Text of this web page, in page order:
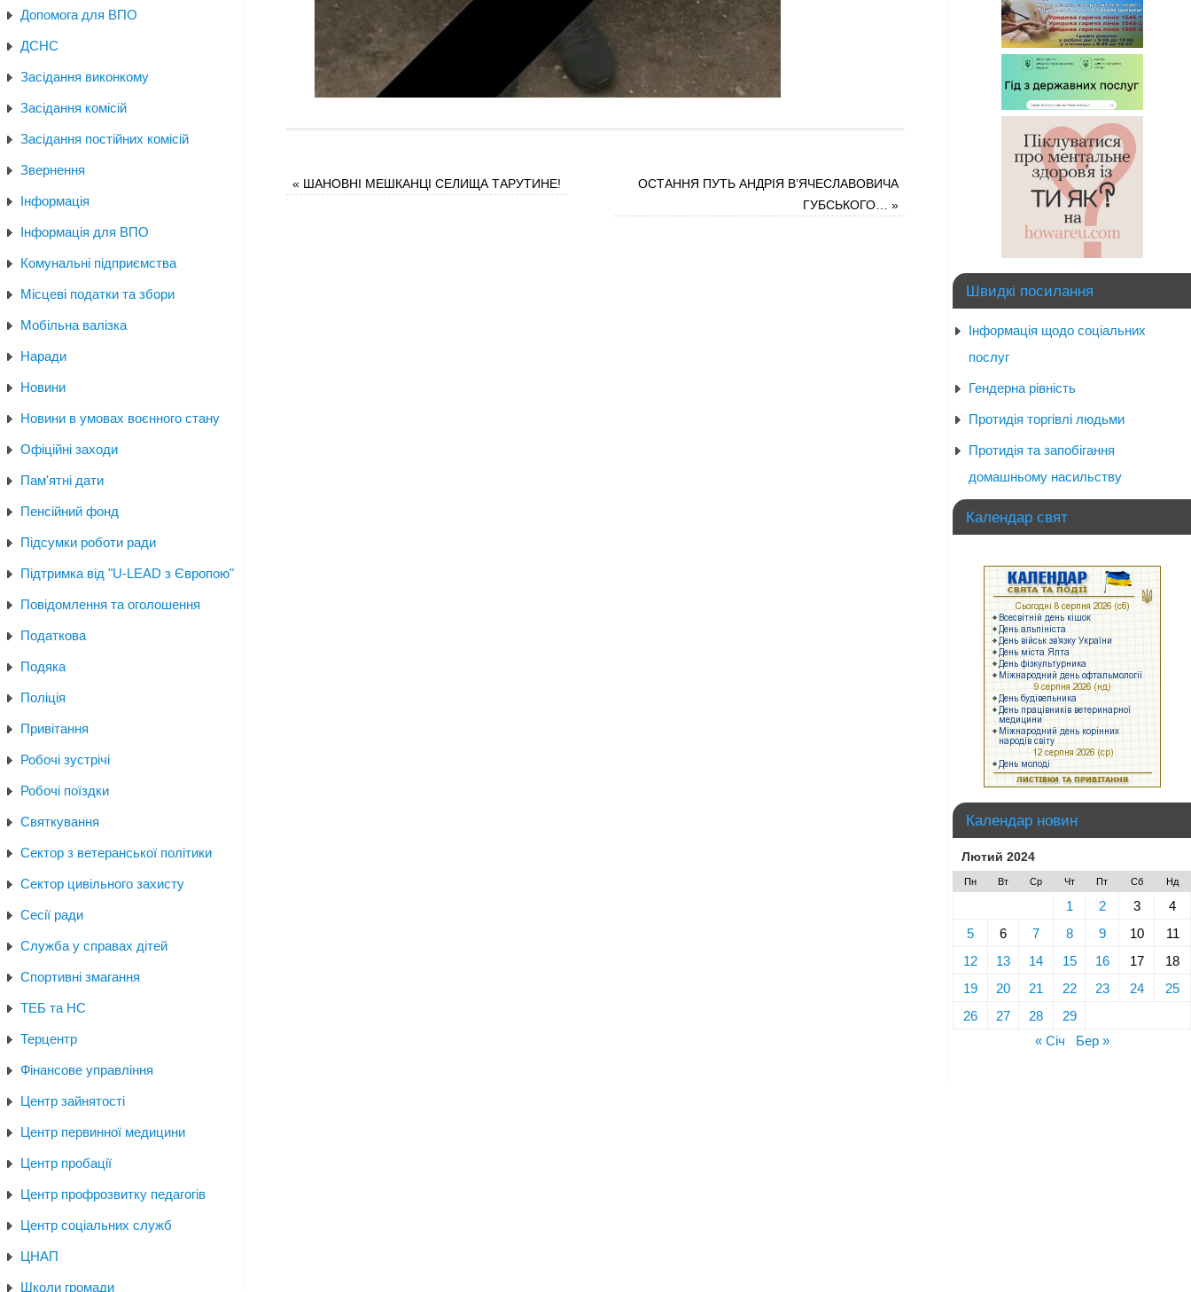
« ШАНОВНІ МЕШКАНЦІ СЕЛИЩА ТАРУТИНЕ!
ОСТАННЯ ПУТЬ АНДРІЯ В’ЯЧЕСЛАВОВИЧА
ГУБСЬКОГО…»
Допомога для ВПО
ДСНС
Засідання виконкому
Засідання комісій
Засідання постійних комісій
Звернення
Інформація
Інформація для ВПО
Комунальні підприємства
Місцеві податки та збори
Мобільна валізка
Наради
Новини
Новини в умовах воєнного стану
Офіційні заходи
Пам'ятні дати
Пенсійний фонд
Підсумки роботи ради
Підтримка від "U-LEAD з Європою"
Повідомлення та оголошення
Податкова
Подяка
Поліція
Привітання
Робочі зустрічі
Робочі поїздки
Святкування
Сектор з ветеранської політики
Сектор цивільного захисту
Сесії ради
Служба у справах дітей
Спортивні змагання
ТЕБ та НС
Терцентр
Фінансове управління
Центр зайнятості
Центр первинної медицини
Центр пробації
Центр профрозвитку педагогів
Центр соціальних служб
ЦНАП
Школи громади
Швидкі посилання
Інформація щодо соціальних
послуг
Гендерна рівність
Протидія торгівлі людьми
Протидія та запобігання
домашньому насильству
Календар свят
Календар новин
Лютий 2024
Пн Вт Ср Чт Пт Сб Нд
1 2 3
4
5
6 7 8 9 10
11
12
13 14 15 16 17
18
19
20 21 22 23 24
25
26
27 28
29
« Січ
Бер »